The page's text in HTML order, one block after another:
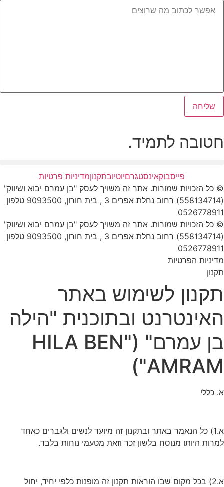
שליחה
חטובה לתמיד.
פייסבוקאינסטגרםיוטיובתקנוןמדיניות פרטיות
© כל הזכויות שמורות. אתר זה משויך לעסק "בן עמרם יבוא ושיווק"
(558134714) רחוב נחלת אפרים 3 , בית חורון, 9093500 טלפון
0526778911
© כל הזכויות שמורות. אתר זה משויך לעסק "בן עמרם יבוא ושיווק"
(558134714) רחוב נחלת אפרים 3 , בית חורון, 9093500 טלפון
0526778911
מדיניות הפרטיות
תקנון
תקנון לשימוש באתר
האינטרנט ובתוכנית "הילה
בן עמרם" ("HILA BEN
AMRAM")
א. כללי
א.1) כל הנאמר באתר ובתקנון זה מיועד לנשים ולגברים כאחד
למרות היותו מנוסח בלשון זכר וזאת מטעמי נוחות בלבד.
א.2) בכל מקום שבו הוראות תקנון זה מופנות כלפי יחיד, יחול